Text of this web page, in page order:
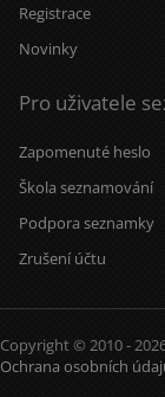
Registrace
Novinky
Pro uživatele
Zapomenuté heslo
Škola seznamování
Podpora seznamky
Zrušení účtu
Copyright © 2010 -
Ochrana osobních